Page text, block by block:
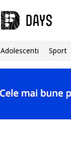
Adolescenti Sport